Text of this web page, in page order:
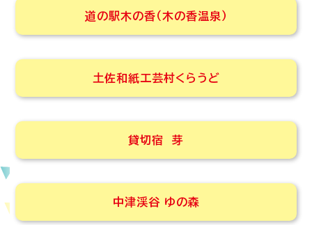
道の駅木の香（木の香温泉）
土佐和紙工芸村くらうど
貸切宿 芽
中津渓谷 ゆの森